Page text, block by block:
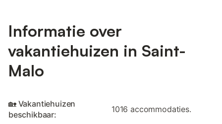
Informatie over
vakantiehuizen in Saint-
Malo
🏡 Vakantiehuizen
beschikbaar:
1016 accommodaties.